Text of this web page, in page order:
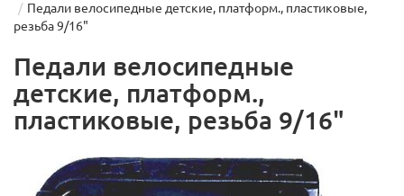
Педали велосипедные детские, платформ., пластиковые,
резьба 9/16"
Педали велосипедные
детские, платформ.,
пластиковые, резьба 9/16"